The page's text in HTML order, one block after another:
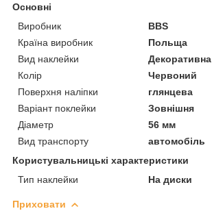
Основні
Виробник
BBS
Країна виробник
Польща
Вид наклейки
Декоративна
Колір
Червоний
Поверхня наліпки
глянцева
Варіант поклейки
Зовнішня
Діаметр
56 мм
Вид транспорту
автомобіль
Користувальницькі характеристики
Тип наклейки
На диски
Приховати